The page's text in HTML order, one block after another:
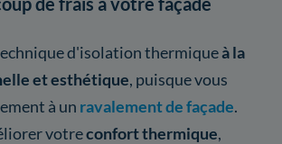
d'isolation thermiqueà la
et esthétique, puisque vous
à un ravalement de façade.
votreconfort thermique,